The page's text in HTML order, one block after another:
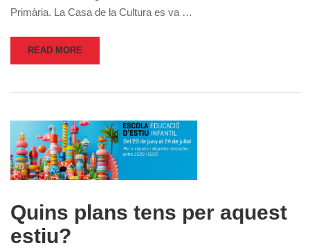
Primària. La Casa de la Cultura es va …
READ MORE
Quins plans tens per aquest
estiu?